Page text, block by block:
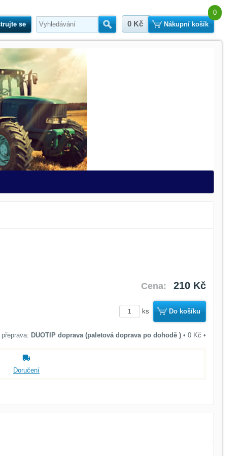
se Hledat
0 Kč
0
Nákupní košík
Cena: 210 Kč
ks Do košíku
DUOTIP doprava (paletová doprava po dohodě ) • 0 Kč •
Doručení